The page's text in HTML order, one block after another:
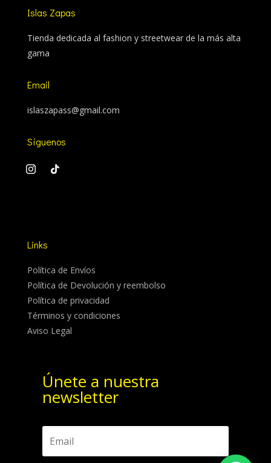
Islas Zapas
Tienda dedicada al fashion y streetwear de la más alta
gama
Email
islaszapass@gmail.com
Síguenos
Links
Política de Envíos
Política de Devolución y reembolso
Política de privacidad
Términos y condiciones
Aviso Legal
Únete a nuestra
newsletter